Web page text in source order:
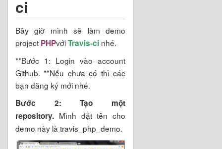
ci
Bây giờ mình sẽ làm demo
project PHPvớiTravis-ci nhé.
**Bước 1: Login vào account
Github. **Nếu chưa có thì các
bạn đăng ký mới nhé.
Bước 2: Tạo một
repository. Mình đặt tên cho
demo này là travis_php_demo.